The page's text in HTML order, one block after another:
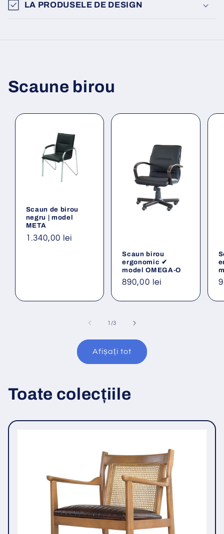
LA PRODUSELE DE DESIGN
Scaune birou
Scaun de birou
negru | model
META
Preț
1.340,00 lei
Scaun birou
ergonomic ✔
model OMEGA-O
Preț
890,00 lei
1 /din
3
Afișați tot
Toate colecțiile